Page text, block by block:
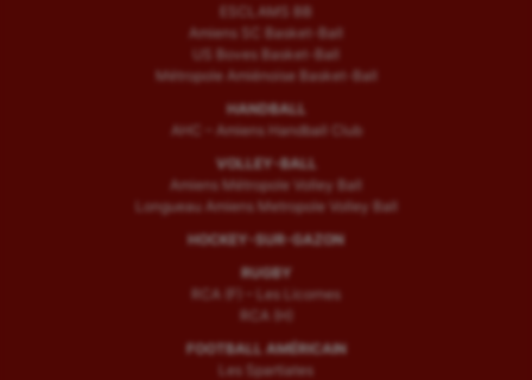
ESCLAMS BB
Amiens SC Basket-Ball
US Boves Basket-Ball
Métropole Amiénoise Basket-Ball
HANDBALL
AHC – Amiens Handball Club
VOLLEY-BALL
Amiens Métropole Volley Ball
Longueau Amiens Metropole Volley Ball
HOCKEY-SUR-GAZON
RUGBY
RCA (F) – Les Licornes
RCA (H)
FOOTBALL AMÉRICAIN
Les Spartiates